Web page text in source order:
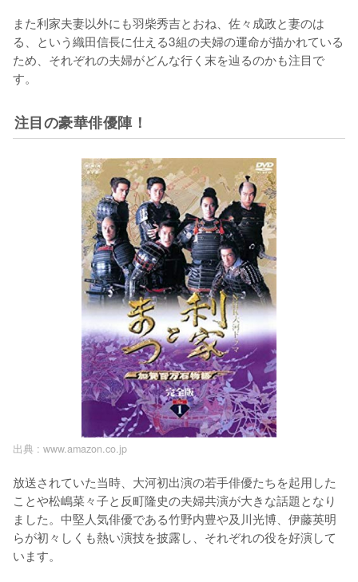
また利家夫妻以外にも羽柴秀吉とおね、佐々成政と妻のは
る、という織田信長に仕える3組の夫婦の運命が描かれている
ため、それぞれの夫婦がどんな行く末を辿るのかも注目で
す。
注目の豪華俳優陣！
出典 : www.amazon.co.jp
放送されていた当時、大河初出演の若手俳優たちを起用した
ことや松嶋菜々子と反町隆史の夫婦共演が大きな話題となり
ました。中堅人気俳優である竹野内豊や及川光博、伊藤英明
らが初々しくも熱い演技を披露し、それぞれの役を好演して
います。